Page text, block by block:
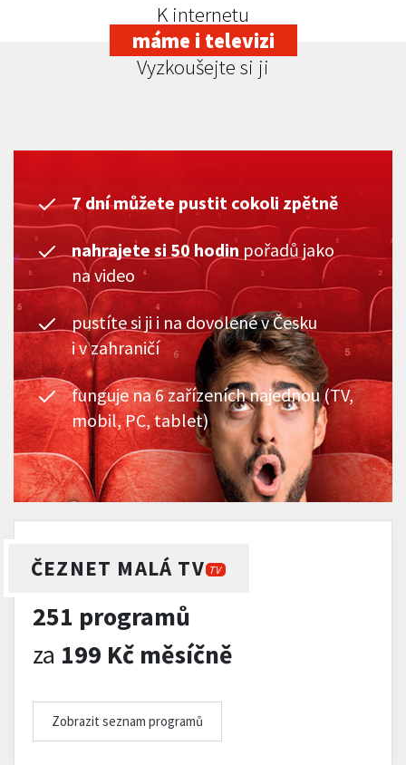
K internetu
máme i televizi
Vyzkoušejte si ji
7 dní můžete pustit cokoli zpětně
nahrajete si 50 hodin pořadů jako
na video
pustíte si ji i na dovolené v Česku
i v zahraničí
funguje na 6 zařízeních najednou (TV,
mobil, PC, tablet)
ČEZNET MALÁ TV TV
251 programů
za 199 Kč měsíčně
Zobrazit seznam programů